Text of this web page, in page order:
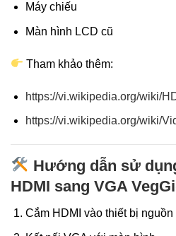
Máy chiếu
Màn hình LCD cũ
Tham khảo thêm:
https://vi.wikipedia.org/wiki/
https://vi.wikipedia.org/wiki/
Hướng dẫn sử
HDMI sang VGA
Cắm HDMI vào thiết bị nguồn